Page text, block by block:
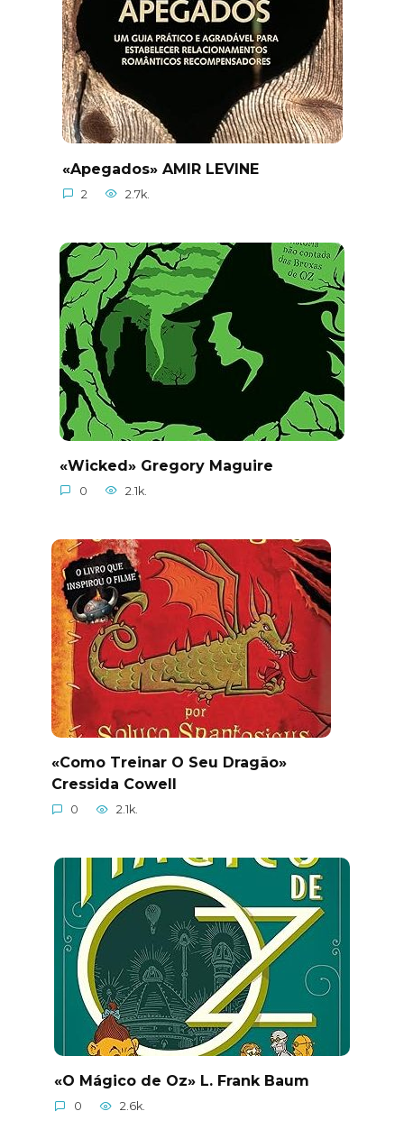
«Apegados» AMIR LEVINE
2 2.7k.
«Wicked» Gregory Maguire
0 2.1k.
«Como Treinar O Seu Dragão»
Cressida Cowell
0 2.1k.
«O Mágico de Oz» L. Frank Baum
0 2.6k.